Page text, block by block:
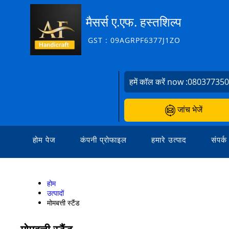
मैसर्स ए.एफ. हस्तशिल्प
GST : 09AGRPF6377J1ZO
हमें कॉल करें now :
जांच भेजें
होम पेज कंपनी प्रोफाइल हमारे उत्पाद
होम
उत्पादों
मोमबत्ती स्टैंड